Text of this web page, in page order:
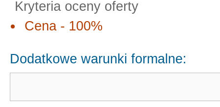
Kryteria oceny oferty
Cena - 100%
Dodatkowe warunki formalne: